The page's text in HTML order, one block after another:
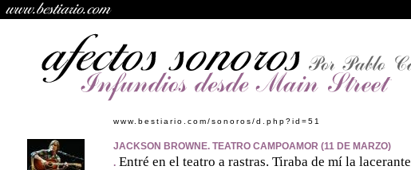
www.bestiario.com/sonoros/d.php?id=51
JACKSON BROWNE. TEATRO CAMPOAMOR (11 DE MARZO)
. Entré en el teatro a rastras. Tiraba de mí la lacerante